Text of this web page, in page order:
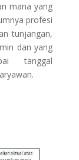
mana yang
profesi
tunjangan,
dan yang
tanggal